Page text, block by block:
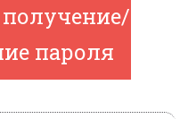
пароля